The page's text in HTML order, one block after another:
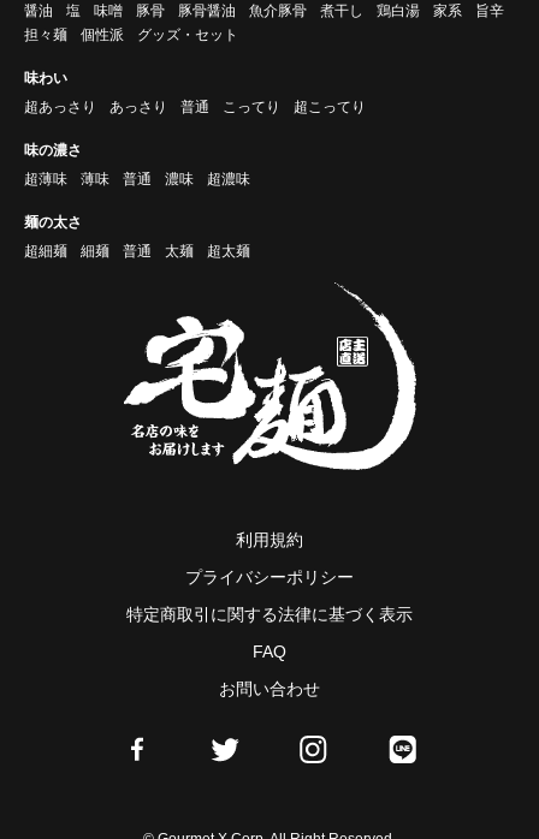
醤油
塩 味噌 豚骨 豚骨醤油 魚介豚骨 煮干し 鶏白湯 家系
旨辛
担々麺
個性派 グッズ・セット
味わい
超あっさり
あっさり 普通 こってり 超こってり
味の濃さ
超薄味
薄味 普通 濃味 超濃味
麺の太さ
超細麺
細麺 普通 太麺 超太麺
利用規約
プライバシーポリシー
特定商取引に関する法律に基づく表示
FAQ
お問い合わせ